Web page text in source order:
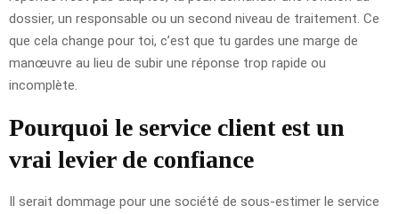
dossier, un responsable ou un second niveau de traitement. Ce
que cela change pour toi, c’est que tu gardes une marge de
manœuvre au lieu de subir une réponse trop rapide ou
incomplète.
Pourquoi le service client est un
vrai levier de confiance
Il serait dommage pour une société de sous-estimer le service